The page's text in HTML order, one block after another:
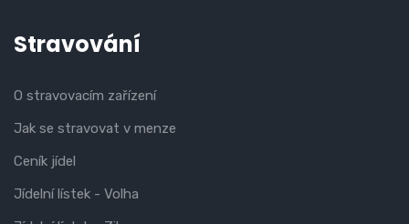
Stravování
O stravovacím zařízení
Jak se stravovat v menze
Ceník jídel
Jídelní lístek - Volha